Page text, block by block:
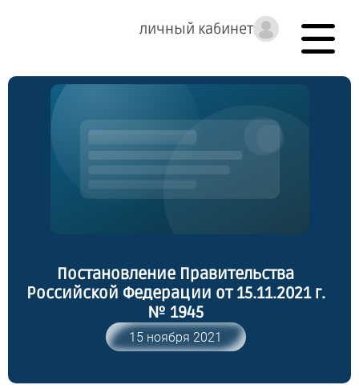
личный кабинет
Постановление Правительства
Российской Федерации от 15.11.2021 г.
№ 1945
15 ноября 2021